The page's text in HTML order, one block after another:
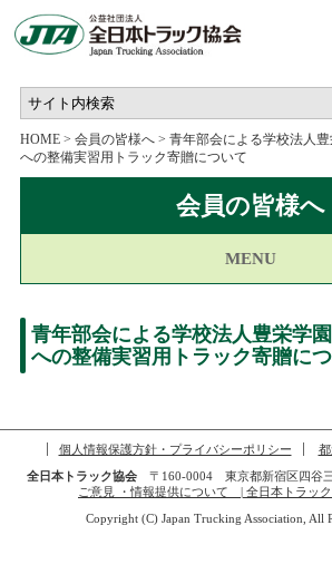
HOME> 会員の皆様へ> 青年部会による学校法人
への整備実習用トラック寄贈について
会員の皆様へ
MENU
青年部会による学校法人豊栄学
への整備実習用トラック寄贈に
個人情報保護方針・プライバシーポリシー
全日本トラック協会〒160-0004 東京都新宿区四谷三
ご意見 ・情報提供について | 全日本トラッ
Copyright (C) Japan Trucking Association, All